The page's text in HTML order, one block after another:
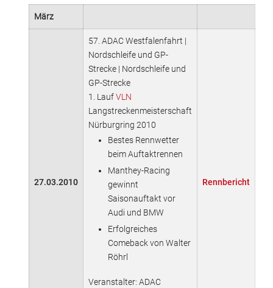
März
27.03.2010
57. ADAC Westfalenfahrt |
Nordschleife und GP-
Strecke | Nordschleife und
GP-Strecke
1. LaufVLN
Langstreckenmeisterschaft
Nürburgring 2010
Bestes Rennwetter
beim Auftaktrennen
Manthey-Racing
gewinnt
Saisonauftakt vor
Audi und BMW
Erfolgreiches
Comeback von Walter
Röhrl
Veranstalter: ADAC
Rennbericht